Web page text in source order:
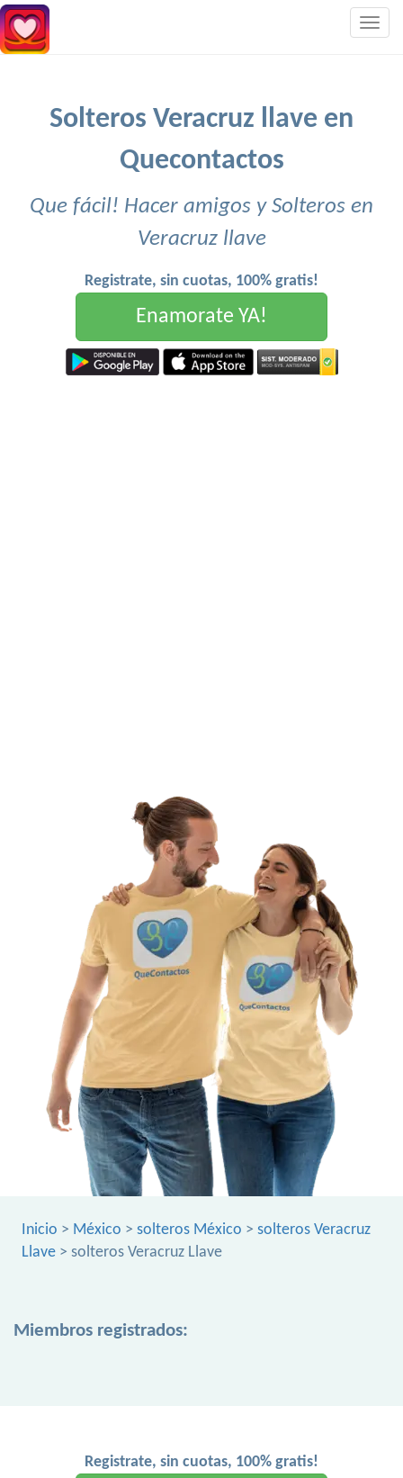
Solteros Veracruz llave en
Quecontactos
Que fácil! Hacer amigos y Solteros en
Veracruz llave
Registrate, sin cuotas, 100% gratis!
Enamorate YA!
Inicio > México > solteros México > solteros Veracruz
Llave > solteros Veracruz Llave
Miembros registrados:
Registrate, sin cuotas, 100% gratis!